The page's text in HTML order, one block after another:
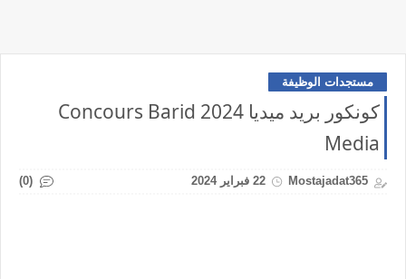
مستجدات الوظيفة
كونكور بريد ميديا 2024 Concours Barid
Media
Mostajadat365 22 فبراير 2024 (0)